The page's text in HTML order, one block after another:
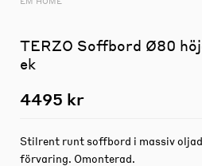
TERZO Soffbord Ø80
ek
4495 kr
Stilrent runt soffbord i massiv
förvaring. Omonterad.